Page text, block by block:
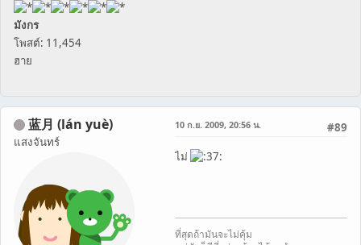
มังกร
โพสต์: 11,454
ฮาย
蓝月 (lán yuè)
แสงจันทร์
#89
10 ก.ย. 2009, 20:56 น.
ไม่
ที่สุดถ้ามันจะไม่คุ้ม